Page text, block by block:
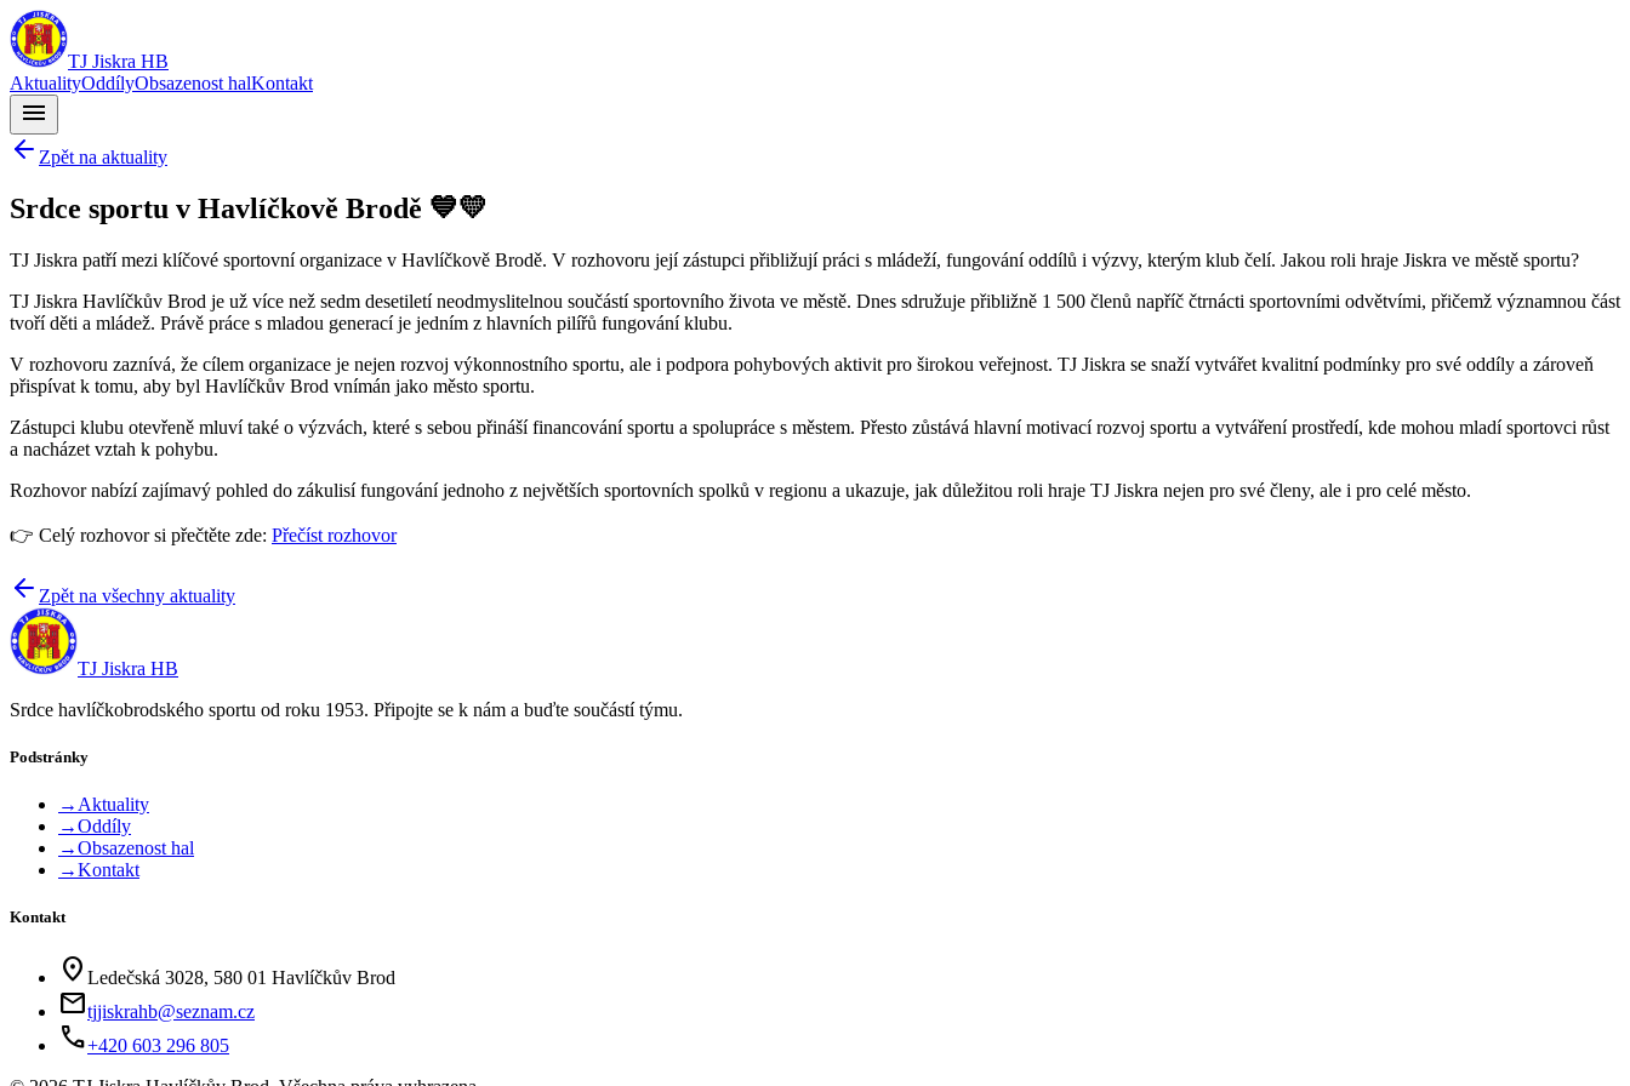
TJ Jiskra HB
AktualityOddílyObsazenost halKontakt
menu
Zpět na aktuality
Srdce sportu v Havlíčkově Brodě 💙💛
TJ Jiskra patří mezi klíčové sportovní organizace v Havlíčkově Brodě. V rozhovoru její zástupci přibližují práci s mládeží, fungování oddílů i výzvy, kterým klub čelí. Jakou roli hraje Jiskra ve městě sportu?
TJ Jiskra Havlíčkův Brod je už více než sedm desetiletí neodmyslitelnou součástí sportovního života ve městě. Dnes sdružuje přibližně 1 500 členů napříč čtrnácti sportovními odvětvími, přičemž významnou část
tvoří děti a mládež. Právě práce s mladou generací je jedním z hlavních pilířů fungování klubu.
V rozhovoru zaznívá, že cílem organizace je nejen rozvoj výkonnostního sportu, ale i podpora pohybových aktivit pro širokou veřejnost. TJ Jiskra se snaží vytvářet kvalitní podmínky pro své oddíly a zároveň
přispívat k tomu, aby byl Havlíčkův Brod vnímán jako město sportu.
Zástupci klubu otevřeně mluví také o výzvách, které s sebou přináší financování sportu a spolupráce s městem. Přesto zůstává hlavní motivací rozvoj sportu a vytváření prostředí, kde mohou mladí sportovci růst
a nacházet vztah k pohybu.
Rozhovor nabízí zajímavý pohled do zákulisí fungování jednoho z největších sportovních spolků v regionu a ukazuje, jak důležitou roli hraje TJ Jiskra nejen pro své členy, ale i pro celé město.
👉 Celý rozhovor si přečtěte zde: Přečíst rozhovor
Zpět na všechny aktuality
TJ Jiskra HB
Srdce havlíčkobrodského sportu od roku 1953. Připojte se k nám a buďte součástí týmu.
Podstránky
→ Aktuality
→Oddíly
→Obsazenost hal
→Kontakt
Kontakt
location_on Ledečská 3028, 580 01 Havlíčkův Brod
mailtjjiskrahb@seznam.cz
phone+420 603 296 805